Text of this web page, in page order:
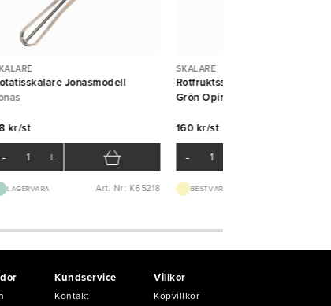
Jonasmodell
kr/st
- +
LAGERVARA Art. Nr: K65218
SKALARE
Rotfruktsskalare T-Duo polymer
Grön Opinel
160 kr/st
-
BEST.VARA 1-2V
Kundservice
Kontakt
Villkor
Köpvillkor